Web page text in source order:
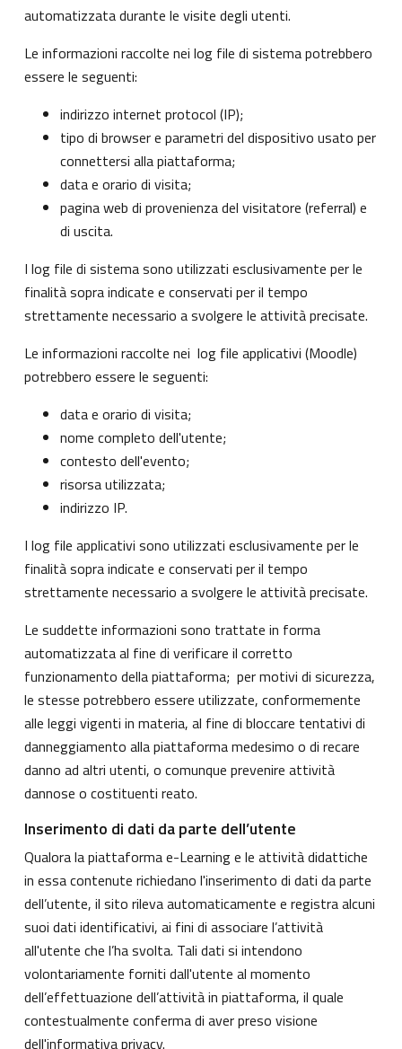
automatizzata durante le visite degli utenti.
Le informazioni raccolte nei log file di sistema potrebbero
essere le seguenti:
indirizzo internet protocol (IP);
tipo di browser e parametri del dispositivo usato per
connettersi alla piattaforma;
data e orario di visita;
pagina web di provenienza del visitatore (referral) e
di uscita.
I log file di sistema sono utilizzati esclusivamente per le
finalità sopra indicate e conservati per il tempo
strettamente necessario a svolgere le attività precisate.
Le informazioni raccolte nei log file applicativi (Moodle)
potrebbero essere le seguenti:
data e orario di visita;
nome completo dell'utente;
contesto dell'evento;
risorsa utilizzata;
indirizzo IP.
I log file applicativi sono utilizzati esclusivamente per le
finalità sopra indicate e conservati per il tempo
strettamente necessario a svolgere le attività precisate.
Le suddette informazioni sono trattate in forma
automatizzata al fine di verificare il corretto
funzionamento della piattaforma; per motivi di sicurezza,
le stesse potrebbero essere utilizzate, conformemente
alle leggi vigenti in materia, al fine di bloccare tentativi di
danneggiamento alla piattaforma medesimo o di recare
danno ad altri utenti, o comunque prevenire attività
dannose o costituenti reato.
Inserimento di dati da parte dell’utente
Qualora la piattaforma e-Learning e le attività didattiche
in essa contenute richiedano l'inserimento di dati da parte
dell’utente, il sito rileva automaticamente e registra alcuni
suoi dati identificativi, ai fini di associare l’attività
all'utente che l’ha svolta. Tali dati si intendono
volontariamente forniti dall'utente al momento
dell’effettuazione dell’attività in piattaforma, il quale
contestualmente conferma di aver preso visione
dell'informativa privacy.